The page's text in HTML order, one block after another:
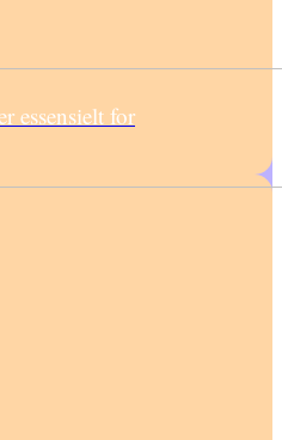
essensielt for